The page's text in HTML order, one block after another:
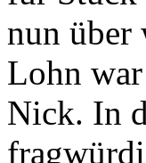
nun über
Lohn
Nick. In